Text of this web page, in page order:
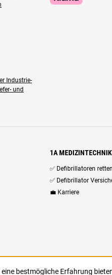
Industrie-
und
1A
✅ Defibrillatoren
✅ Defibrillator
💼 Karriere
bestmögliche Erfahrung